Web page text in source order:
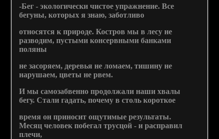
-Бег - экологически чистое упражнение. Все
бегуны, которых я знаю, заботливо
относятся к природе. Костров мы в лесу не
разводим, пустыми консервными банками
поляны
не засоряем, деревья не ломаем, тишину не
нарушаем, цветы не рвем.
И мы самозабвенно продолжали наши хвалы
бегу. Стали гадать, почему в столь короткое
время он приносит ощутимые результаты.
Месяц человек побегал трусцой - и расправил
плечи,